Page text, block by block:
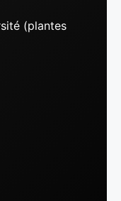
(plantes